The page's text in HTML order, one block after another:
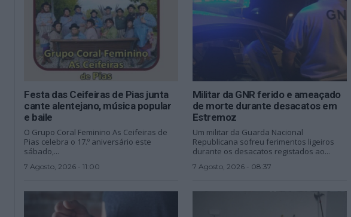
Festa das Ceifeiras de Pias junta
cante alentejano, música popular
e baile
O Grupo Coral Feminino As Ceifeiras de
Pias celebra o 17.º aniversário este
sábado,...
7 Agosto, 2026 - 11:00
Militar da GNR ferido e ameaçado
de morte durante desacatos em
Estremoz
Um militar da Guarda Nacional
Republicana sofreu ferimentos ligeiros
durante os desacatos registados ao...
7 Agosto, 2026 - 08:37